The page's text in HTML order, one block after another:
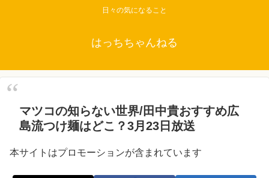
日々の気になること
はっちちゃんねる
マツコの知らない世界/田中貴おすすめ広
島流つけ麺はどこ？3月23日放送
本サイトはプロモーションが含まれています